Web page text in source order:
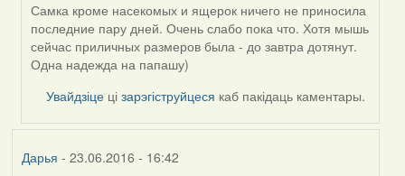
In
reply
to
by
Жанна
Самка кроме насекомых и ящерок ничего не приносила
последние пару дней. Очень слабо пока что. Хотя мышь
сейчас приличных размеров была - до завтра дотянут.
Одна надежда на папашу)
Увайдзіце цізарэгіструйцеся каб пакідаць каментары.
Дарья - 23.06.2016 - 16:42